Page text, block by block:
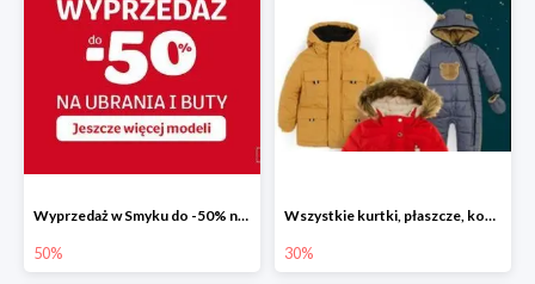
Wyprzedaż w Smyku do -50% na ubrania i buty
50%
Wszystkie kurtki, płaszcze, kombinezony i spodnie narciarskie -30%
30%